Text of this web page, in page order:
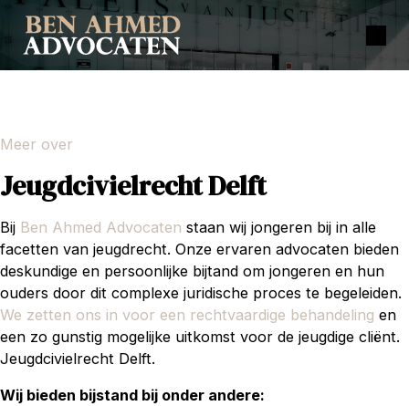
Meer over
Jeugdcivielrecht Delft
Bij Ben Ahmed Advocaten staan wij jongeren bij in alle
facetten van jeugdrecht. Onze ervaren advocaten bieden
deskundige en persoonlijke bijtand om jongeren en hun
ouders door dit complexe juridische proces te begeleiden.
We zetten ons in voor een rechtvaardige behandeling en
een zo gunstig mogelijke uitkomst voor de jeugdige cliënt.
Jeugdcivielrecht Delft.
Wij bieden bijstand bij onder andere: